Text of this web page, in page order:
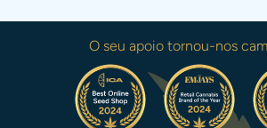
O seu apoio tornou-nos